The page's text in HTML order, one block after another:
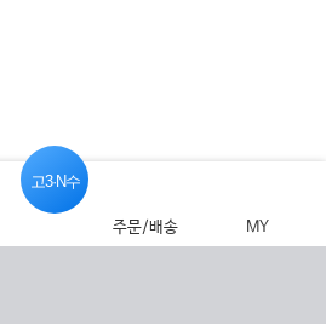
주문/배송 MY
고3·N수